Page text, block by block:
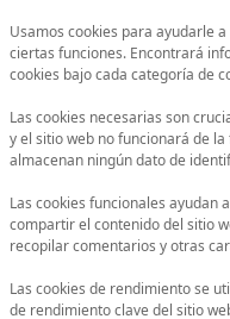
Usamos cookies para ayudarle
ciertas funciones. Encontrará
cookies bajo cada categoría de
Las cookies necesarias son
y el sitio web no funcionará de
almacenan ningún dato de
Las cookies funcionales ayudan
compartir el contenido del sitio
recopilar comentarios y otras
Las cookies de rendimiento se
de rendimiento clave del sitio